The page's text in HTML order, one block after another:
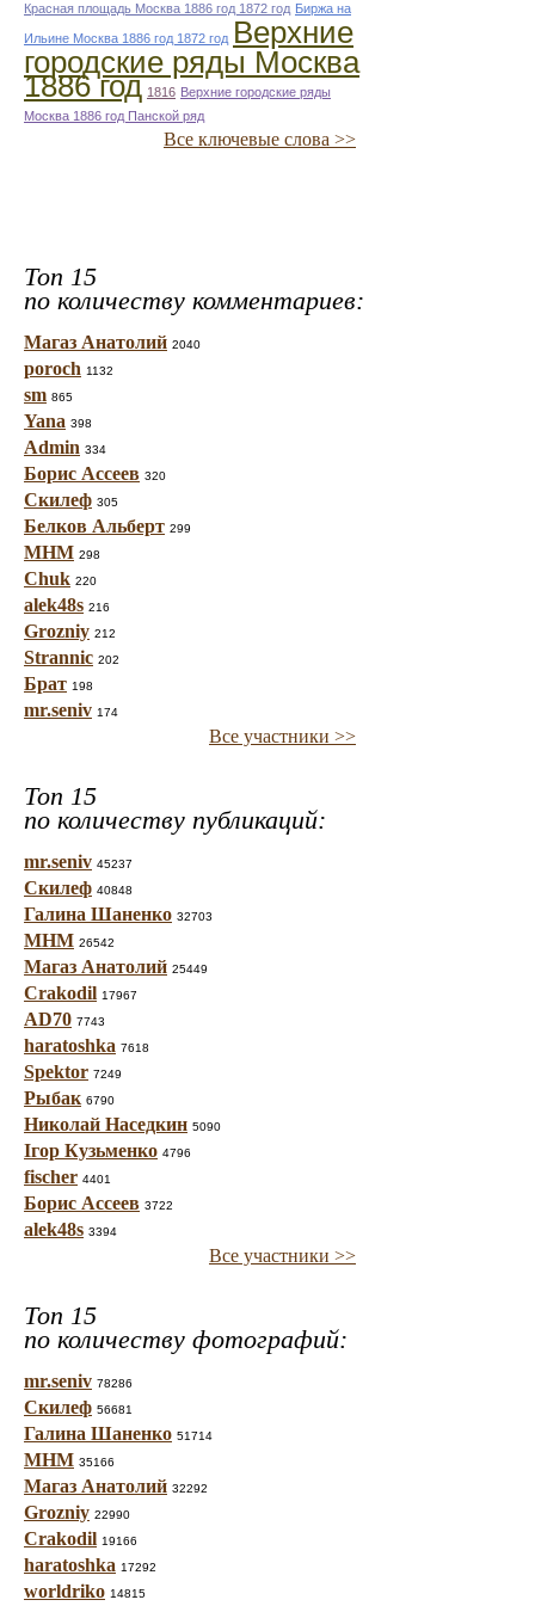
Красная площадь Москва 1886 год 1872 год Биржа на
Ильине Москва 1886 год 1872 год Верхние
городские ряды Москва
1886 год 1816 Верхние городские ряды
Москва 1886 год Панской ряд
Все ключевые слова >>
Топ 15
по количеству комментариев:
Магаз Анатолий 2040
poroch 1132
sm 865
Yana 398
Admin 334
Борис Ассеев 320
Скилеф 305
Белков Альберт 299
МНМ 298
Chuk 220
alek48s 216
Grozniy 212
Strannic 202
Брат 198
mr.seniv 174
Все участники >>
Топ 15
по количеству публикаций:
mr.seniv 45237
Скилеф 40848
Галина Шаненко 32703
МНМ 26542
Магаз Анатолий 25449
Crakodil 17967
AD70 7743
haratoshka 7618
Spektor 7249
Рыбак 6790
Николай Наседкин 5090
Ігор Кузьменко 4796
fischer 4401
Борис Ассеев 3722
alek48s 3394
Все участники >>
Топ 15
по количеству фотографий:
mr.seniv 78286
Скилеф 56681
Галина Шаненко 51714
МНМ 35166
Магаз Анатолий 32292
Grozniy 22990
Crakodil 19166
haratoshka 17292
worldriko 14815